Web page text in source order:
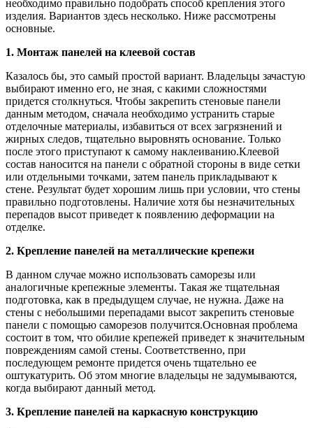
необходимо правильно подобрать способ крепления этого
изделия. Вариантов здесь несколько. Ниже рассмотрены
основные.
1. Монтаж панелей на клеевой состав
Казалось бы, это самый простой вариант. Владельцы зачастую
выбирают именно его, не зная, с какими сложностями
придется столкнуться. Чтобы закрепить стеновые панели
данным методом, сначала необходимо устранить старые
отделочные материалы, избавиться от всех загрязнений и
жирных следов, тщательно выровнять основание. Только
после этого приступают к самому наклеиванию.Клеевой
состав наносится на панели с обратной стороны в виде сетки
или отдельными точками, затем панель прикладывают к
стене. Результат будет хорошим лишь при условии, что стены
правильно подготовлены. Наличие хотя бы незначительных
перепадов высот приведет к появлению деформации на
отделке.
2. Крепление панелей на металлические крепежи
В данном случае можно использовать саморезы или
аналогичные крепежные элементы. Такая же тщательная
подготовка, как в предыдущем случае, не нужна. Даже на
стены с небольшими перепадами высот закрепить стеновые
панели с помощью саморезов получится.Основная проблема
состоит в том, что обилие крепежей приведет к значительным
повреждениям самой стены. Соответственно, при
последующем ремонте придется очень тщательно ее
оштукатурить. Об этом многие владельцы не задумываются,
когда выбирают данный метод.
3. Крепление панелей на каркасную конструкцию